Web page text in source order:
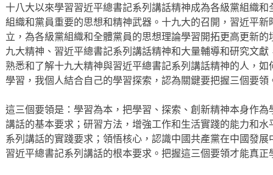
十八大以來學習習近平總書記系列講話精神成為各級黨組織
組織和黨員重要的思想和精神武器。十九大的召開，習近平
立，為各級黨組織和全體黨員的思想理論學習開拓更高更新
九大精神、習近平總書記系列講話精神和大量輔導和研究文
熟悉和了解十九大精神與習近平總書記系列講話精神的人，
學習，我個人結合自己的學習探索，認為關鍵要把握三個要領
這三個要領是：學習為本，把學習、探索、創新精神本身作
講話的基本要求；研習方法，增強工作和生活實踐的能力和
系列講話的實踐要求；領悟核心，認識中國共產黨在中國發
習近平總書記系列講話的根本要求。把握這三個要領才能真正